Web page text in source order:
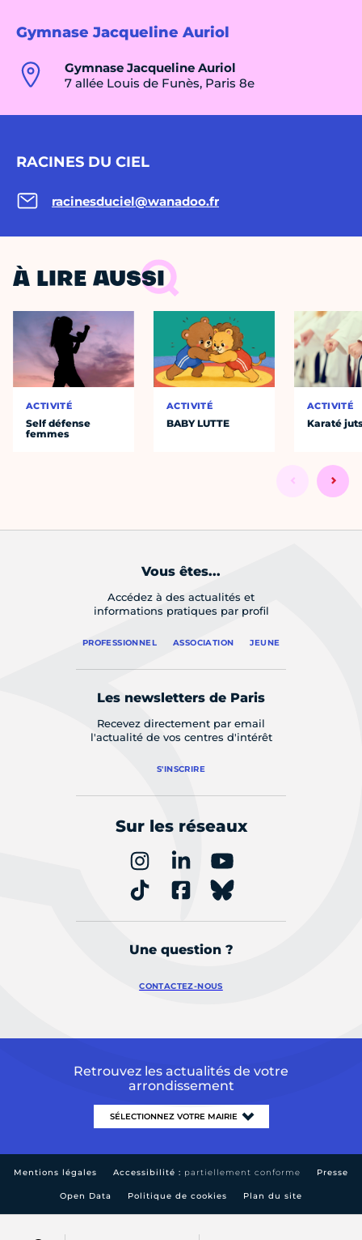
Gymnase Jacqueline Auriol
Gymnase Jacqueline Auriol
7 allée Louis de Funès, Paris 8e
RACINES DU CIEL
racinesduciel@wanadoo.fr
À LIRE AUSSI
ACTIVITÉ
Self défense
femmes
ACTIVITÉ
BABY LUTTE
ACTIVITÉ
Karaté
Vous êtes...
Accédez à des actualités et
informations pratiques par profil
PROFESSIONNEL ASSOCIATION JEUNE
Les newsletters de Paris
Recevez directement par email
l'actualité de vos centres d'intérêt
S'INSCRIRE
Sur les réseaux
Une question ?
CONTACTEZ-NOUS
Retrouvez les actualités de votre
arrondissement
Mentions légales Accessibilité : partiellement conforme Presse
Open Data Politique de cookies Plan du site